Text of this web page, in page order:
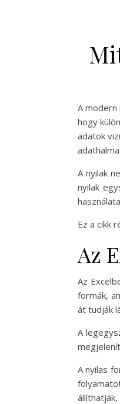
A modern
hogy
adatok
A nyilak
nyilak
Ez a cikk
Az
Az
formák,
át tudják
A
A nyilas